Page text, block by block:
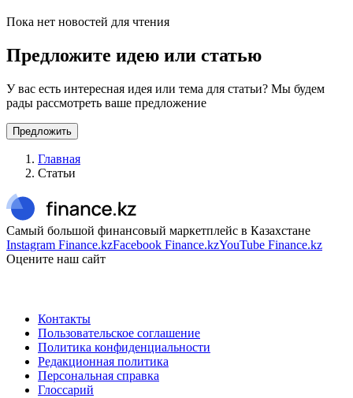
Пока нет новостей для чтения
Предложите идею или статью
У вас есть интересная идея или тема для статьи? Мы будем
рады рассмотреть ваше предложение
Предложить
Главная
Статьи
Самый большой финансовый маркетплейс в Казахстане
Instagram Finance.kzFacebook Finance.kzYouTube Finance.kz
Оцените наш сайт
Контакты
Пользовательское соглашение
Политика конфиденциальности
Редакционная политика
Персональная справка
Глоссарий